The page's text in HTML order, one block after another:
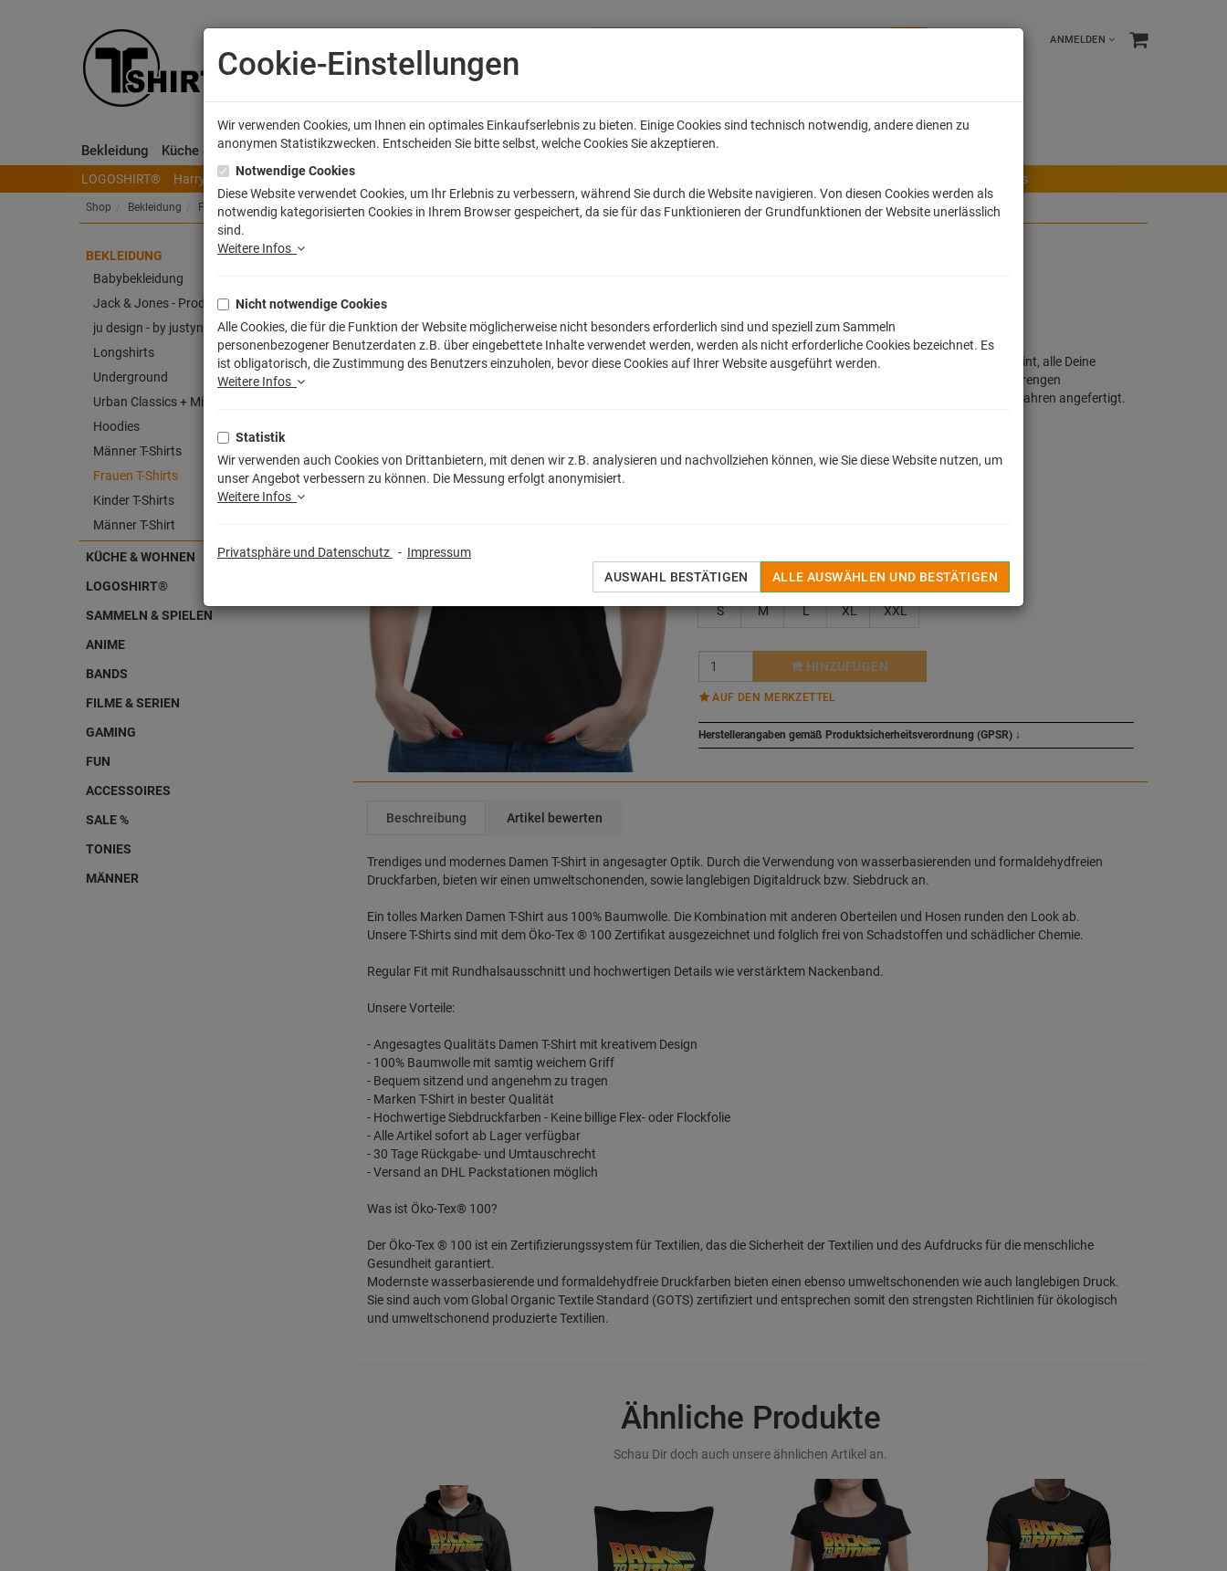
ANMELDEN
Bekleidung Küche & Wohnen Sammeln & Spielen Anime Bands Filme & Serien Gaming Fun Accessoires
LOGOSHIRT® Harry Potter Herr der Ringe Disney Tonies
Shop Bekleidung Frauen T-Shirts
BEKLEIDUNG
Babybekleidung
Jack & Jones - Produkt
ju design - by justyna weitz
Longshirts
Underground
Urban Classics + Mister Tee
Hoodies
Männer T-Shirts
Frauen T-Shirts
Kinder T-Shirts
Männer T-Shirt
KÜCHE & WOHNEN
LOGOSHIRT®
SAMMELN & SPIELEN
ANIME
BANDS
FILME & SERIEN
GAMING
FUN
ACCESSOIRES
SALE %
TONIES
MÄNNER
Artikelnummer: TLM2059G
Egal ob witziger Spruch, buntes Motiv oder Lizensierter Print, alle Deine
originellen Frauen T-Shirts werden in Deutschland unter strengen
Qualitätskontrollen hochwertig im Sieb - / Digitaldruckverfahren angefertigt.
18,50 €
S M L XL XXL
HINZUFÜGEN
AUF DEN MERKZETTEL
Herstellerangaben gemäß Produktsicherheitsverordnung (GPSR) ↓
Beschreibung Artikel bewerten
Trendiges und modernes Damen T-Shirt in angesagter Optik. Durch die Verwendung von wasserbasierenden und formaldehydfreien
Druckfarben, bieten wir einen umweltschonenden, sowie langlebigen Digitaldruck bzw. Siebdruck an.
Ein tolles Marken Damen T-Shirt aus 100% Baumwolle. Die Kombination mit anderen Oberteilen und Hosen runden den Look ab.
Unsere T-Shirts sind mit dem Öko-Tex ® 100 Zertifikat ausgezeichnet und folglich frei von Schadstoffen und schädlicher Chemie.
Regular Fit mit Rundhalsausschnitt und hochwertigen Details wie verstärktem Nackenband.
Unsere Vorteile:
- Angesagtes Qualitäts Damen T-Shirt mit kreativem Design
- 100% Baumwolle mit samtig weichem Griff
- Bequem sitzend und angenehm zu tragen
- Marken T-Shirt in bester Qualität
- Hochwertige Siebdruckfarben - Keine billige Flex- oder Flockfolie
- Alle Artikel sofort ab Lager verfügbar
- 30 Tage Rückgabe- und Umtauschrecht
- Versand an DHL Packstationen möglich
Was ist Öko-Tex® 100?
Der Öko-Tex ® 100 ist ein Zertifizierungssystem für Textilien, das die Sicherheit der Textilien und des Aufdrucks für die menschliche
Gesundheit garantiert.
Modernste wasserbasierende und formaldehydfreie Druckfarben bieten einen ebenso umweltschonenden wie auch langlebigen Druck.
Sie sind auch vom Global Organic Textile Standard (GOTS) zertifiziert und entsprechen somit den strengsten Richtlinien für ökologisch
und umweltschonend produzierte Textilien.
Ähnliche Produkte
Schau Dir doch auch unsere ähnlichen Artikel an.
Cookie-Einstellungen
Wir verwenden Cookies, um Ihnen ein optimales Einkaufserlebnis zu bieten. Einige Cookies sind technisch notwendig, andere dienen zu
anonymen Statistikzwecken. Entscheiden Sie bitte selbst, welche Cookies Sie akzeptieren.
Notwendige Cookies
Diese Website verwendet Cookies, um Ihr Erlebnis zu verbessern, während Sie durch die Website navigieren. Von diesen Cookies werden als
notwendig kategorisierten Cookies in Ihrem Browser gespeichert, da sie für das Funktionieren der Grundfunktionen der Website unerlässlich
sind.
Weitere Infos
Nicht notwendige Cookies
Alle Cookies, die für die Funktion der Website möglicherweise nicht besonders erforderlich sind und speziell zum Sammeln
personenbezogener Benutzerdaten z.B. über eingebettete Inhalte verwendet werden, werden als nicht erforderliche Cookies bezeichnet. Es
ist obligatorisch, die Zustimmung des Benutzers einzuholen, bevor diese Cookies auf Ihrer Website ausgeführt werden.
Weitere Infos
Statistik
Wir verwenden auch Cookies von Drittanbietern, mit denen wir z.B. analysieren und nachvollziehen können, wie Sie diese Website nutzen, um
unser Angebot verbessern zu können. Die Messung erfolgt anonymisiert.
Weitere Infos
Privatsphäre und Datenschutz - Impressum
AUSWAHL BESTÄTIGEN
ALLE AUSWÄHLEN UND BESTÄTIGEN